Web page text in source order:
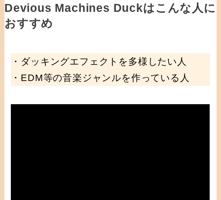
Devious Machines Duckはこんな人に
おすすめ
・ダッキングエフェクトを多様したい人
・EDM等の音楽ジャンルを作っている人